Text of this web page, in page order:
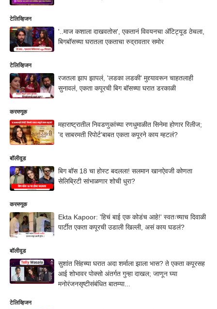
टेलिव्हिजन
'..माज कशाला दाखवतोस', एकतानं विवयनचा ॲटिट्यूड ठेचला,
बिगबॉसच्या घरातला एकताचा रुद्रावतार समोर
टेलिव्हिजन
रजतला झाप झापलं, 'लडका लडकी' मुद्द्यावरून चाहतलाही
सुनावलं, एकता कपूरची बिग बॉसच्या घरात डरकाळी
करमणूक
महाराष्ट्रातील निवडणुकांच्या रणधुमाळीत सिनेमा होणार रिलीज;
'द साबरमती रिपोर्ट'बाबत एकता कपूरने काय म्हटलं?
बॉलीवूड
बिग बॉस 18 चा होस्ट बदलला! सलमान खानऐवजी कोणता
सेलिब्रिटी सांभाळणार शोची धुरा?
करमणूक
Ekta Kapoor: 'हिचं बाई एक कोडंच आहे!' स्वतःच्याच दिवाळी
पार्टीत एकता कपूरची उडाली खिल्ली, असं काय घडलं?
बॉलीवूड
सुशांत सिंहच्या घरात अदा शर्माला झाला भास? ते एकता कपूरसह
आई शोभावर पोक्सो अंतर्गत गुन्हा दाखल; जाणून घ्या
मनोरंजनसृष्टीसंबंधित बातम्या...
टेलिव्हिजन